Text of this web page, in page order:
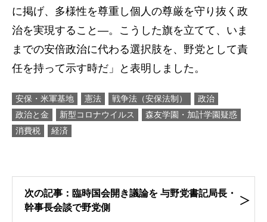
に掲げ、多様性を尊重し個人の尊厳を守り抜く政
治を実現すること―。こうした旗を立てて、いま
までの安倍政治に代わる選択肢を、野党として責
任を持って示す時だ」と表明しました。
安保・米軍基地 憲法 戦争法（安保法制）
政治
政治と金
新型コロナウイルス
森友学園・加計学園疑惑
消費税
経済
次の記事：臨時国会開き議論を 与野党書記局長・
幹事長会談で野党側